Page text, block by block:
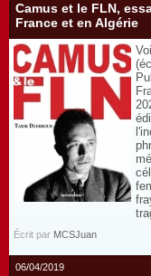
Camus et le FLN,
France et en Algérie
Écrit par MCSJuan
06/04/2019